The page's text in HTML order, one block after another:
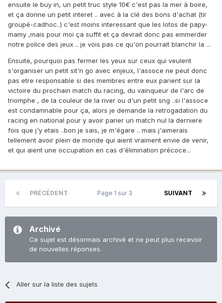
ensuite le buy in, un petit truc style 10€ c'est pas la mer à boire,
et ça donne un petit interet .. avec à la clé des bons d'achat (tir
groupé-cadhoc..) c'est moins interessant que les lotos de papy-
mamy ,mais pour moi ça suffit et ça devrait donc pas emmerder
notre police des jeux .. je vois pas ce qu'on pourrait blanchir la ...
Ensuite, pourquoi pas fermer les yeux sur ceux qui veulent
s'organiser un petit sit'n go avec enjeux, l'assoce ne peut donc
pas etre responsable si des membres entre eux parient sur la
victoire du prochain match du racing, du vainqueur de l'arc de
triomphe , de la couleur de la river ou d'un petit sng ..si l'assoce
est condamnable pour ça, alors je demande la retrogadation du
racing en national pour y avoir parier un match nul la derniere
fois que j'y etais ..bon je sais, je m'égare .. mais j'aimerais
tellement avoir plein de monde qui aient vraiment envie de venir,
et qui aient une occupation en cas d'élimination précoce...
PRÉCÉDENT SUIVANT
Page 1 sur 3
Archivé
Ce sujet est désormais archivé et ne peut plus recevoir
de nouvelles réponses.
Aller sur la liste des sujets